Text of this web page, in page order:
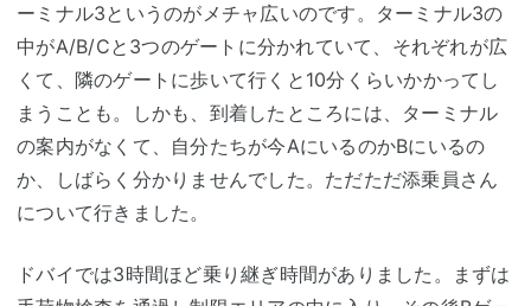
ーミナル3というのがメチャ広いのです。ターミナル3の
中がA/B/Cと3つのゲートに分かれていて、それぞれが広
くて、隣のゲートに歩いて行くと10分くらいかかってし
まうことも。しかも、到着したところには、ターミナル
の案内がなくて、自分たちが今AにいるのかBにいるの
か、しばらく分かりませんでした。ただただ添乗員さん
について行きました。
ドバイでは3時間ほど乗り継ぎ時間がありました。まずは